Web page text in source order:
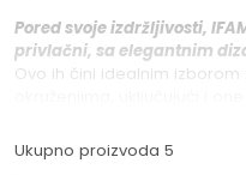
Pored svoje izdržljivosti,
privlačni, sa elegantnim
Ovo ih čini idealnim
Ukupno proizvoda 5